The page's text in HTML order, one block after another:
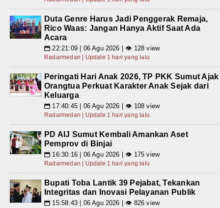
Duta Genre Harus Jadi Penggerak Remaja,
Rico Waas: Jangan Hanya Aktif Saat Ada
Acara
📅 22:21:09 | 06 Agu 2026 | 👁 128 view
Radarmedan | Update 1 hari yang lalu
Peringati Hari Anak 2026, TP PKK Sumut Ajak
Orangtua Perkuat Karakter Anak Sejak dari
Keluarga
📅 17:40:45 | 06 Agu 2026 | 👁 108 view
Radarmedan | Update 1 hari yang lalu
PD AIJ Sumut Kembali Amankan Aset
Pemprov di Binjai
📅 16:30:16 | 06 Agu 2026 | 👁 175 view
Radarmedan | Update 1 hari yang lalu
Bupati Toba Lantik 39 Pejabat, Tekankan
Integritas dan Inovasi Pelayanan Publik
📅 15:58:43 | 06 Agu 2026 | 👁 826 view